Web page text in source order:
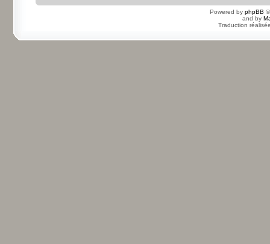
Powered by phpBB
and by
Traduction